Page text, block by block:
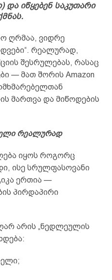
იწყებენ საკუთარი
ღრმაა, ვიდრე
რეალურად,
შესრულებას, რასაც
— მათ შორის Amazon
მართვა და მიწოდების
რეალურად
იყოს როგორც
ისე სრულფასოვანი
ერთია —
პირდაპირი
არის „ნედლეულის